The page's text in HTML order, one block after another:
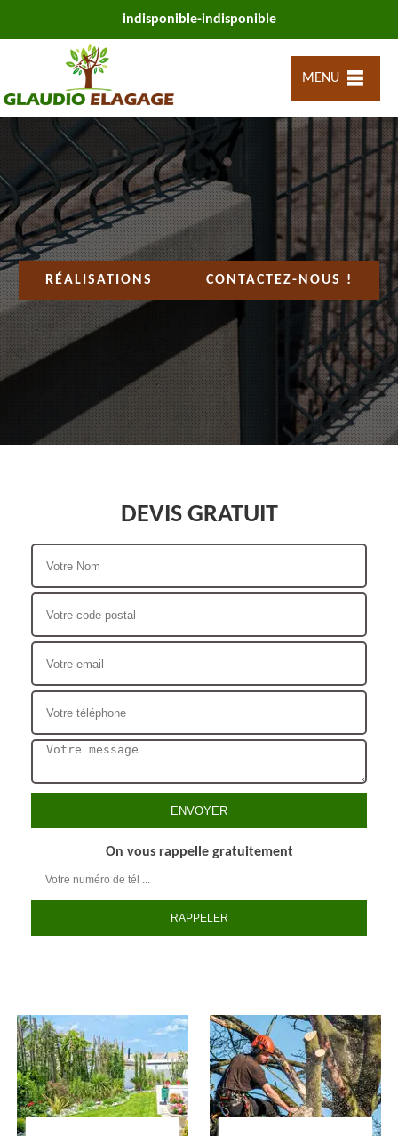
indisponible-indisponible
MENU
RÉALISATIONS CONTACTEZ-NOUS !
DEVIS GRATUIT
On vous rappelle gratuitement